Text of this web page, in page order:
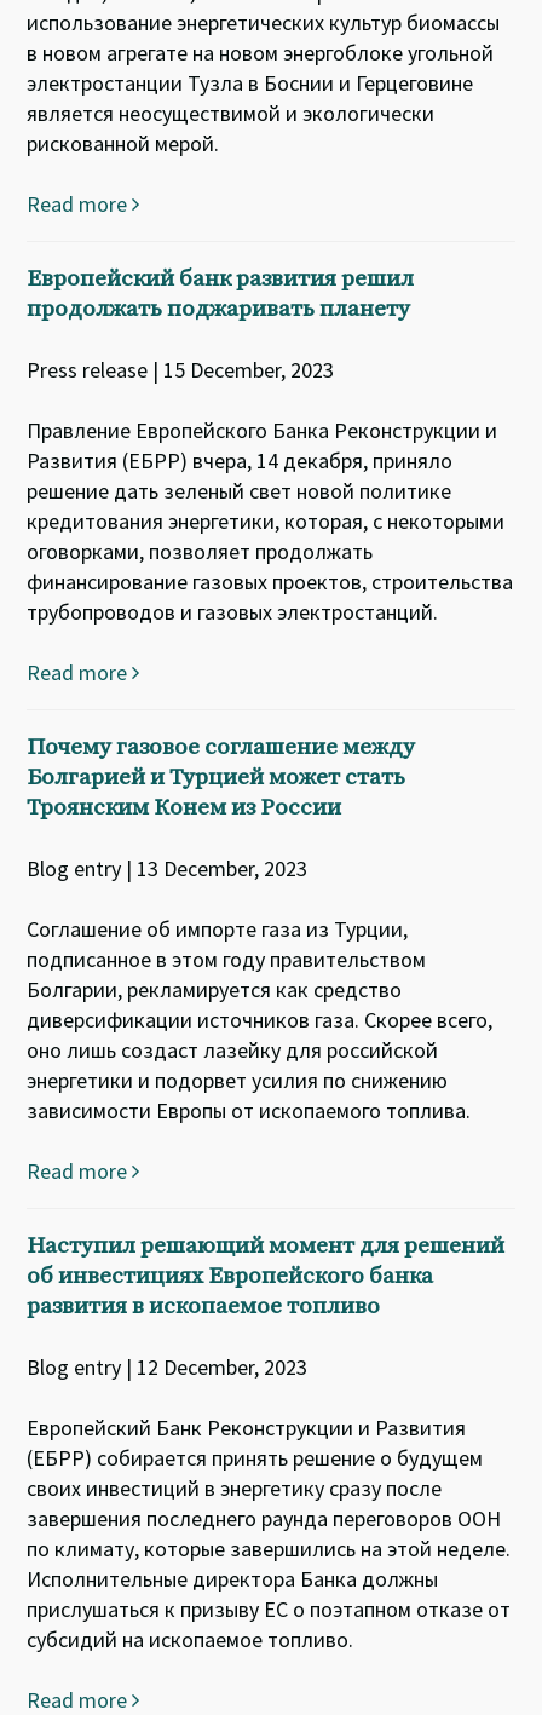
использование энергетических культур биомассы
в новом агрегате на новом энергоблоке угольной
электростанции Тузла в Боснии и Герцеговине
является неосуществимой и экологически
рискованной мерой.
Read more
Европейский банк развития решил
продолжать поджаривать планету
Press release | 15 December, 2023
Правление Европейского Банка Реконструкции и
Развития (ЕБРР) вчера, 14 декабря, приняло
решение дать зеленый свет новой политике
кредитования энергетики, которая, с некоторыми
оговорками, позволяет продолжать
финансирование газовых проектов, строительства
трубопроводов и газовых электростанций.
Read more
Почему газовое соглашение между
Болгарией и Турцией может стать
Троянским Конем из России
Blog entry | 13 December, 2023
Соглашение об импорте газа из Турции,
подписанное в этом году правительством
Болгарии, рекламируется как средство
диверсификации источников газа. Скорее всего,
оно лишь создаст лазейку для российской
энергетики и подорвет усилия по снижению
зависимости Европы от ископаемого топлива.
Read more
Наступил решающий момент для решений
об инвестициях Европейского банка
развития в ископаемое топливо
Blog entry | 12 December, 2023
Европейский Банк Реконструкции и Развития
(ЕБРР) собирается принять решение о будущем
своих инвестиций в энергетику сразу после
завершения последнего раунда переговоров ООН
по климату, которые завершились на этой неделе.
Исполнительные директора Банка должны
прислушаться к призыву ЕС о поэтапном отказе от
субсидий на ископаемое топливо.
Read more